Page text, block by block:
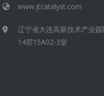
www.jtcatalyst.com
辽宁省大连高新技术产业
14层15A02-3室